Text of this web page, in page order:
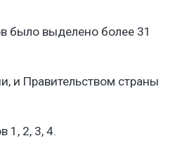
было выделено более 31
и Правительством страны
1, 2, 3, 4.